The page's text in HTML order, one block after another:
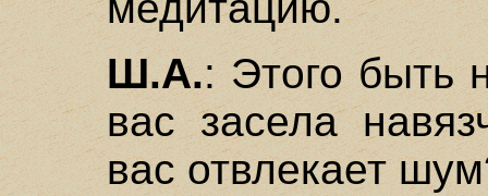
Ш.А.: Этого быть
вас засела
вас отвлекает